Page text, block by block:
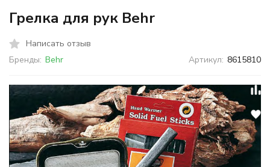
Грелка для рук Behr
Написать отзыв
Бренды: Behr Артикул: 8615810